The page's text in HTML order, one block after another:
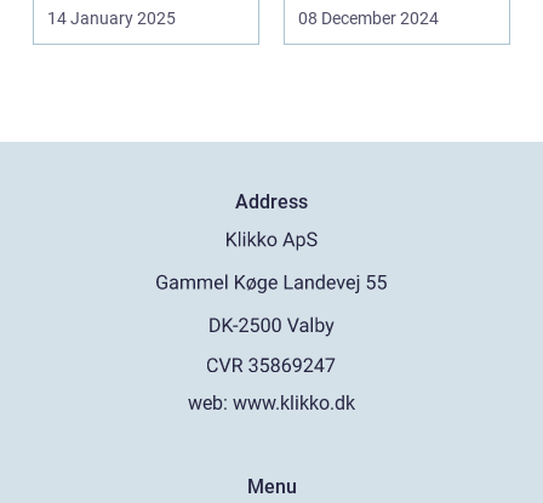
14 January 2025
innovation inden for
08 December 2024
Address
web: www.klikko.dk
Menu